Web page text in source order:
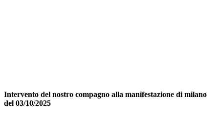
Intervento del nostro compagno alla manifestazione di milano
del 03/10/2025